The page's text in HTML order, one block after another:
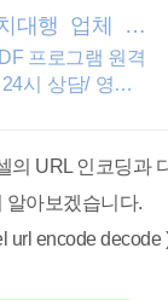
대행 업체 프
행 전문
프로그램 원격
시 상담/ 영구A
의 URL 인코딩과
알아보겠습니다.
url encode decode